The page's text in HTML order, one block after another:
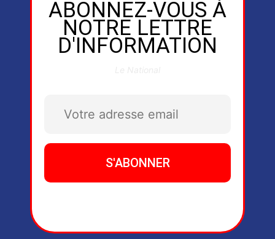
ABONNEZ-VOUS À
NOTRE LETTRE
D'INFORMATION